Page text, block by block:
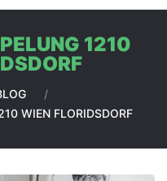
1210
/
WIEN FLORIDSDORF